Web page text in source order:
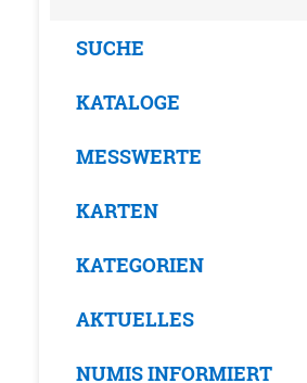
SUCHE
KATALOGE
MESSWERTE
KARTEN
KATEGORIEN
AKTUELLES
NUMIS INFORMIERT